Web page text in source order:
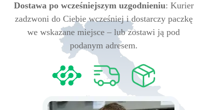
Dostawa po wcześniejszym uzgodnieniu: Kurier
zadzwoni do Ciebie wcześniej i dostarczy paczkę
we wskazane miejsce – lub zostawi ją pod
podanym adresem.